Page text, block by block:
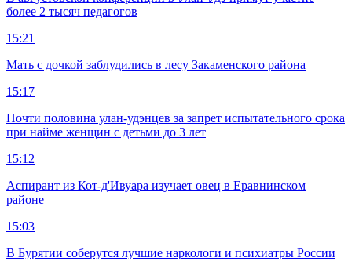
более 2 тысяч педагогов
15:21
Мать с дочкой заблудились в лесу Закаменского района
15:17
Почти половина улан-удэнцев за запрет испытательного срока
при найме женщин с детьми до 3 лет
15:12
Аспирант из Кот-д'Ивуара изучает овец в Еравнинском
районе
15:03
В Бурятии соберутся лучшие наркологи и психиатры России